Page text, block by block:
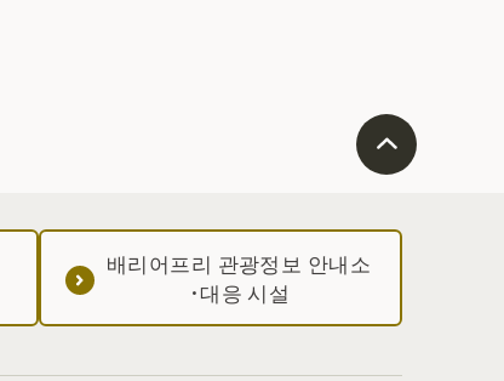
배리어프리 관광정보 안내소
·대응 시설